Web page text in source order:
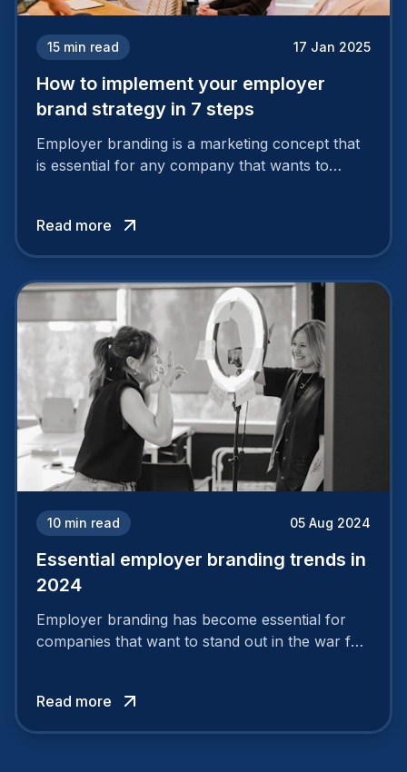
15 min read 17 Jan 2025
How to implement your employer
brand strategy in 7 steps
Employer branding is a marketing concept that
is essential for any company that wants to
solid and positive employer brand are clear, you
cannot simply wave a magic wand for it to be
Read more
10 min read 05 Aug 2024
Essential employer branding trends in
2024
Employer branding has become essential for
companies that want to stand out in the war for
attract the best profiles.
Read more